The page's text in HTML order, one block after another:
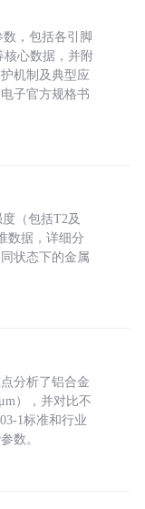
数，包括各引脚
核心数据，并附
机制及典型应
子官方规格书
（包括T2及
数据，详细分
状态下的金属
分析了铝合金
），并对比不
1标准和行业
数。